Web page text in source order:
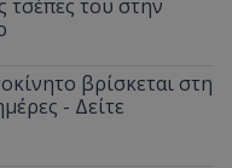
τσέπες του στην
βρίσκεται στη
- Δείτε